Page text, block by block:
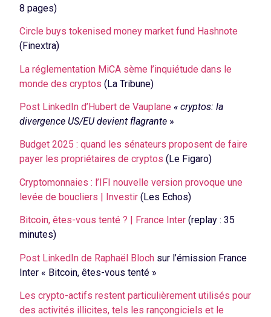
8 pages)
Circle buys tokenised money market fund Hashnote
(Finextra)
La réglementation MiCA sème l’inquiétude dans le
monde des cryptos (La Tribune)
Post LinkedIn d’Hubert de Vauplane « cryptos: la
divergence US/EU devient flagrante »
Budget 2025 : quand les sénateurs proposent de faire
payer les propriétaires de cryptos (Le Figaro)
Cryptomonnaies : l’IFI nouvelle version provoque une
levée de boucliers | Investir (Les Echos)
Bitcoin, êtes-vous tenté ? | France Inter (replay : 35
minutes)
Post LinkedIn de Raphaël Bloch sur l’émission France
Inter « Bitcoin, êtes-vous tenté »
Les crypto-actifs restent particulièrement utilisés pour
des activités illicites, tels les rançongiciels et le